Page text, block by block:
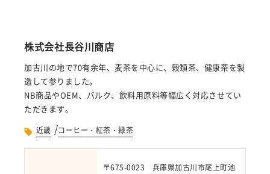
株式会社長谷川商店
加古川の地で70有余年、麦茶を中心に、穀類茶、健康茶を製
造して参りました。
NB商品やOEM、バルク、飲料用原料等幅広く対応させてい
ただきます。
近畿 /コーヒー・紅茶・緑茶
〒675-0023 兵庫県加古川市尾上町池